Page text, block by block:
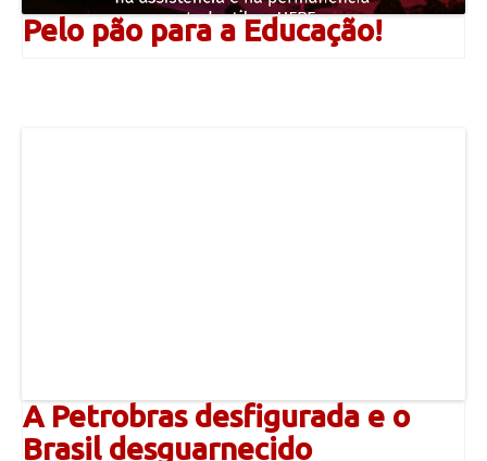
Pelo pão para a Educação!
A Petrobras desfigurada e o
Brasil desguarnecido